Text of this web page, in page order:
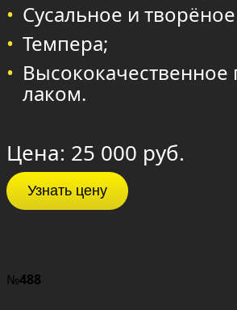
Сусальное и
Темпера;
Высококачественное
лаком.
Цена: 25 000 руб.
Узнать цену
№488